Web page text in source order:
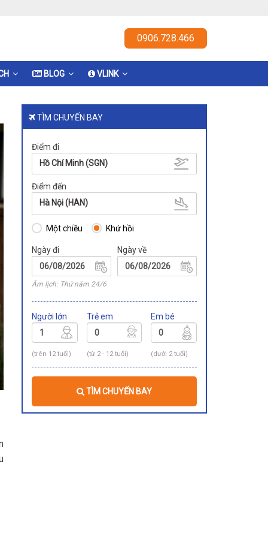
0906.728.466
BLOG VLINK
TÌM CHUYẾN BAY
Điểm đi
Hồ Chí Minh (SGN)
Điểm đến
Hà Nội (HAN)
Một chiều Khứ hồi
Ngày đi
Âm lịch: Thứ năm 24/6
Ngày về
Người lớn
(trên 12 tuổi)
Trẻ em
(từ 2 - 12 tuổi)
Em bé
(dưới 2 tuổi)
TÌM CHUYẾN BAY